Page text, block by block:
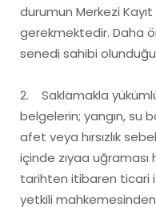
durumun Merkezi
gerekmektedir. Daha
senedi sahibi
2. Saklamakla
belgelerin; yangın, su
afet veya hırsızlık
içinde zıyaa uğraması
tarihten itibaren ticari
yetkili